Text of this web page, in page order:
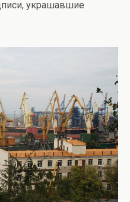
украшавшие